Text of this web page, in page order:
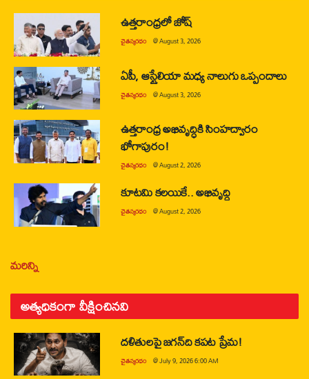
ఉత్తరాంధ్రలో జోష్
చైతన్యరధం @August 3, 2026
ఏపీ, ఆస్ట్రేలియా మధ్య నాలుగు ఒప్పందాలు
చైతన్యరధం @August 3, 2026
ఉత్తరాంధ్ర అభివృద్ధికి సింహద్వారం
భోగాపురం!
చైతన్యరధం @August 2, 2026
కూటమి కలయికే.. అభివృద్ధి
చైతన్యరధం @August 2, 2026
మరిన్ని
అత్యధికంగా వీక్షించినవి
దళితులపై జగన్‌ది కపట ప్రేమ!
చైతన్యరధం @July 9, 2026 6:00 AM